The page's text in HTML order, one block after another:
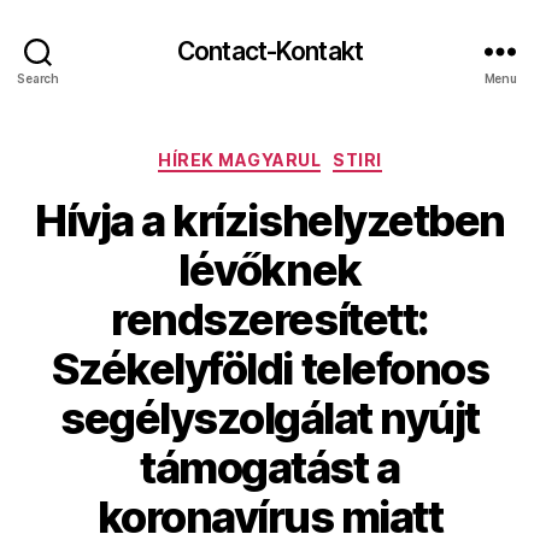
Search
Contact-Kontakt
Menu
Categories
HÍREK MAGYARUL STIRI
Hívja a krízishelyzetben
lévőknek
rendszeresített:
Székelyföldi telefonos
segélyszolgálat nyújt
támogatást a
koronavírus miatt